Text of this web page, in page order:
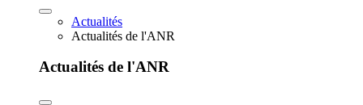
Actualités
Actualités de l'ANR
Actualités de l'ANR